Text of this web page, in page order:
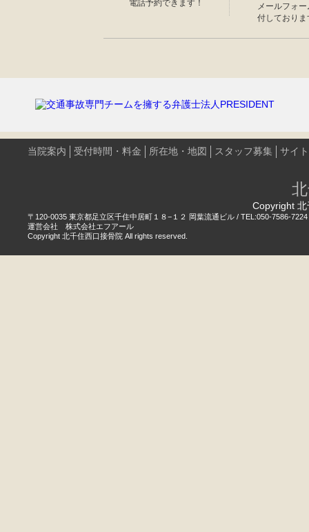
電話予約できます！
メールフォ
付しておりま
当院案内 受付時間・料金 所在地・地図 スタッフ募集 サイ
Copyright
〒120-0035 東京都足立区千住中居町１８−１２ 岡葉流通ビル / TEL:050-7586-7224
運営会社 株式会社エフアール
Copyright 北千住西口接骨院 All rights reserved.